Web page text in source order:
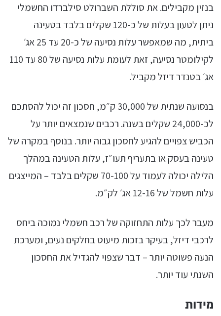
בנזין מקבילים. את סוללת השברולט סילברדו החשמלי
ניתן לטעון בעלות של כ-120 שקלים בלבד בטעינה
ביתית, מה שמאפשר עלות נסיעה של כ-20 עד 25 אג׳
לקילומטר נסיעה, זאת לעומת עלות נסיעה של 80 עד 110
אג׳ בטנדר דיזל מקביל.
בנסועה שנתית של 30,000 ק״מ, חסכון זה יכול להסתכם
לכ-24,000 שקלים בשנה. רכבים שנמצאים יותר על
הכביש צפויים להגיע לחסכון גבוה יותר. בנוסף במקרה של
טעינה בעסק או בתעריף תעו״ז, עלות הטעינה במהלך
הלילה יכולה לעמוד על 70-100 שקלים בלבד – המייצגים
עלות חשמל של 12-16 אג׳ לק״מ.
מעבר לכך עלות התחזוקה של רכב חשמלי נמוכה ביחס
לרכבי דיזל, בעיקר בזכות מיעוט בחלקים נעים, ומערכת
הנעה פשוטה יותר – דבר שצפוי להגדיל את החסכון
השנתי עוד יותר.
מידות